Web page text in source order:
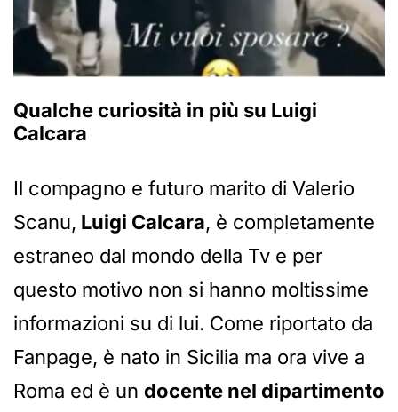
Qualche curiosità in più su Luigi
Calcara
Il compagno e futuro marito di Valerio
Scanu, Luigi Calcara, è completamente
estraneo dal mondo della Tv e per
questo motivo non si hanno moltissime
informazioni su di lui. Come riportato da
Fanpage, è nato in Sicilia ma ora vive a
Roma ed è un docente nel dipartimento